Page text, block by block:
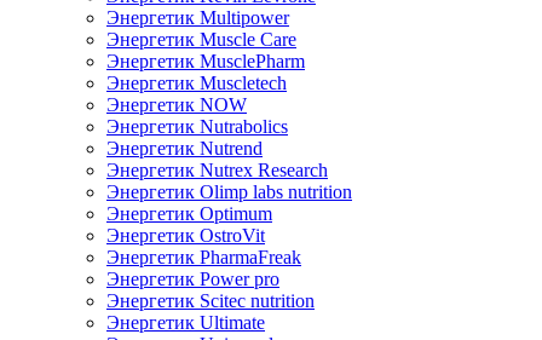
Энергетик Multipower
Энергетик Muscle Care
Энергетик MusclePharm
Энергетик Muscletech
Энергетик NOW
Энергетик Nutrabolics
Энергетик Nutrend
Энергетик Nutrex Research
Энергетик Olimp labs nutrition
Энергетик Optimum
Энергетик OstroVit
Энергетик PharmaFreak
Энергетик Power pro
Энергетик Scitec nutrition
Энергетик Ultimate